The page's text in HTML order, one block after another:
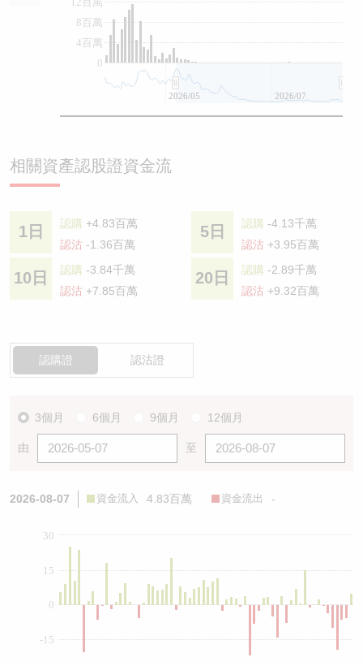
0
4百萬
8百萬
2026/05 2026/07
相關資產認股證資金流
1日 認購 +4.83百萬
認沽 -1.36百萬
5日 認購 -4.13千萬
認沽 +3.95百萬
10日 認購 -3.84千萬
認沽 +7.85百萬
20日 認購 -2.89千萬
認沽 +9.32百萬
認購證 認沽證
3個月 6個月 9個月 12個月
由 至
2026-08-07 資金流入 4.83百萬 資金流出 -
0
-15
15
30